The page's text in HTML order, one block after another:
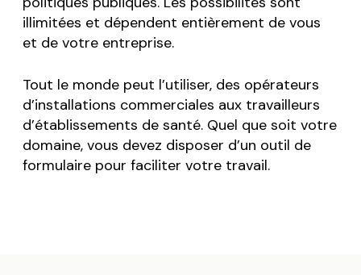
illimitées et dépendent entièrement de vous
et de votre entreprise.
Tout le monde peut l’utiliser, des opérateurs
d’installations commerciales aux travailleurs
d’établissements de santé. Quel que soit votre
domaine, vous devez disposer d’un outil de
formulaire pour faciliter votre travail.